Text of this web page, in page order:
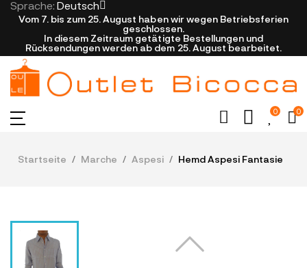
Sprache: Deutsch
Vom 7. bis zum 25. August haben wir wegen Betriebsferien
geschlossen.
In diesem Zeitraum getätigte Bestellungen und
Rücksendungen werden ab dem 25. August bearbeitet.
0 0
Startseite Marche Aspesi Hemd Aspesi Fantasie